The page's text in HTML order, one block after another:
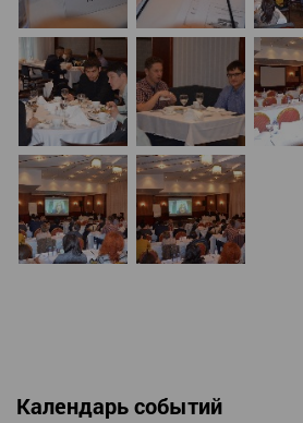
Календарь событий